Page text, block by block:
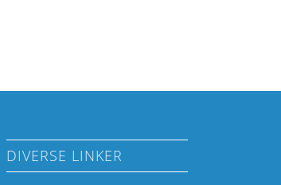
DIVERSE LINKER